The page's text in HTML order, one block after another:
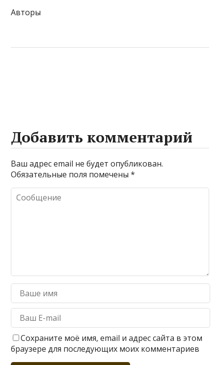
Авторы
Добавить комментарий
Ваш адрес email не будет опубликован.
Обязательные поля помечены*
Сохраните моё имя, email и адрес сайта в этом
браузере для последующих моих комментариев